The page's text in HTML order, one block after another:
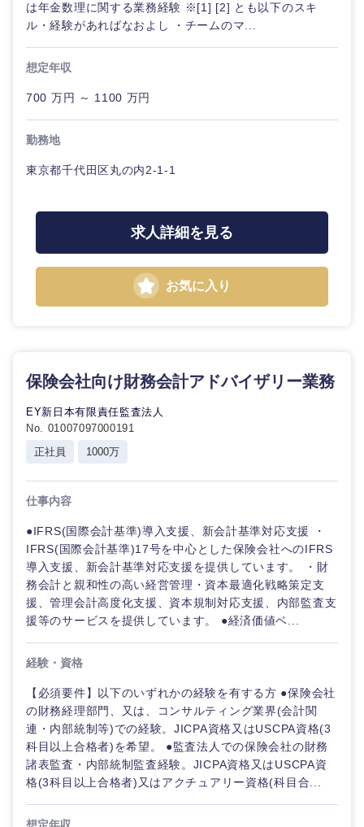
は年金数理に関する業務経験 ※[1] [2] とも以下のスキ
ル・経験があればなおよし ・チームのマ...
想定年収
700 万円 ～ 1100 万円
勤務地
東京都千代田区丸の内2-1-1
求人詳細を見る
お気に入り
保険会社向け財務会計アドバイザリー業務
EY新日本有限責任監査法人
No. 01007097000191
正社員
1000万
仕事内容
●IFRS(国際会計基準)導入支援、新会計基準対応支援 ・
IFRS(国際会計基準)17号を中心とした保険会社へのIFRS
導入支援、新会計基準対応支援を提供しています。 ・財
務会計と親和性の高い経営管理・資本最適化戦略策定支
援、管理会計高度化支援、資本規制対応支援、内部監査支
援等のサービスを提供しています。 ●経済価値ベ...
経験・資格
【必須要件】以下のいずれかの経験を有する方 ●保険会社
の財務経理部門、又は、コンサルティング業界(会計関
連・内部統制等)での経験。JICPA資格又はUSCPA資格(3
科目以上合格者)を希望。 ●監査法人での保険会社の財務
諸表監査・内部統制監査経験。JICPA資格又はUSCPA資
格(3科目以上合格者)又はアクチュアリー資格(科目合...